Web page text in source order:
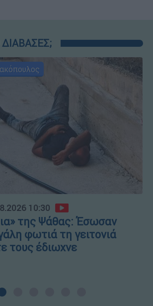
10:30
της Ψάθας: Έσωσαν
φωτιά τη γειτονιά
τους έδιωχνε